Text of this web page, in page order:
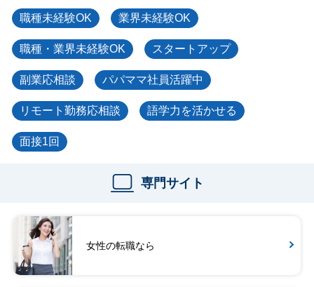
職種未経験OK 業界未経験OK
職種・業界未経験OK スタートアップ
副業応相談 パパママ社員活躍中
リモート勤務応相談 語学力を活かせる
面接1回
専門サイト
女性の転職なら